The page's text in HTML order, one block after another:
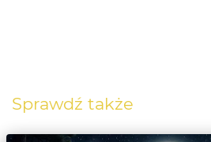
Sprawdź także